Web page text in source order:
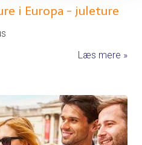
i Europa - juleture
Læs mere